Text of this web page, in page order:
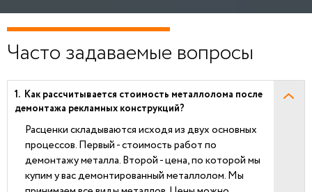
Часто задаваемые вопросы
Как рассчитывается стоимость металлолома после
демонтажа рекламных конструкций?
Расценки складываются исходя из двух основных
процессов. Первый - стоимость работ по
демонтажу металла. Второй - цена, по которой мы
купим у вас демонтированный металлолом. Мы